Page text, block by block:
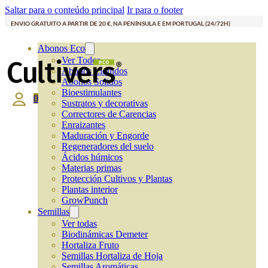
Saltar para o conteúdo principal Ir para o footer
ENVIO GRATUITO A PARTIR DE 20 €, NA PENÍNSULA E EM PORTUGAL (24/72H)
Abonos Eco
Ver Todos
Abonos Líquidos
Abonos Solidos
Bioestimulantes
Sustratos y decorativas
Correctores de Carencias
Enraizantes
Maduración y Engorde
Regeneradores del suelo
Ácidos húmicos
Materias primas
Protección Cultivos y Plantas
Plantas interior
GrowPunch
Semillas
Ver todas
Biodinámicas Demeter
Hortaliza Fruto
Semillas Hortaliza de Hoja
0